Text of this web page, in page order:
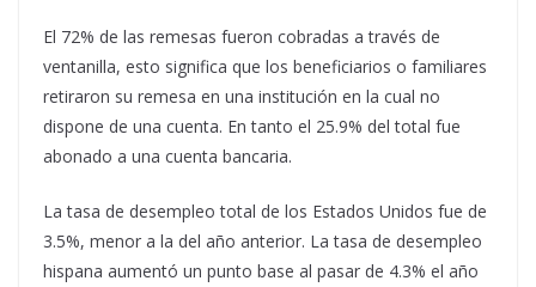
El 72% de las remesas fueron cobradas a través de
ventanilla, esto significa que los beneficiarios o familiares
retiraron su remesa en una institución en la cual no
dispone de una cuenta. En tanto el 25.9% del total fue
abonado a una cuenta bancaria.
La tasa de desempleo total de los Estados Unidos fue de
3.5%, menor a la del año anterior. La tasa de desempleo
hispana aumentó un punto base al pasar de 4.3% el año